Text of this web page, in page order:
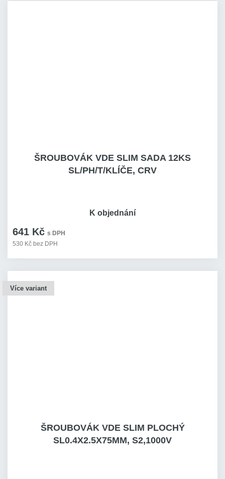
ŠROUBOVÁK VDE SLIM SADA 12KS
SL/PH/T/KLÍČE, CRV
641 Kč s DPH
530 Kč bez DPH
K objednání
Více variant
ŠROUBOVÁK VDE SLIM PLOCHÝ
SL0.4X2.5X75MM, S2,1000V